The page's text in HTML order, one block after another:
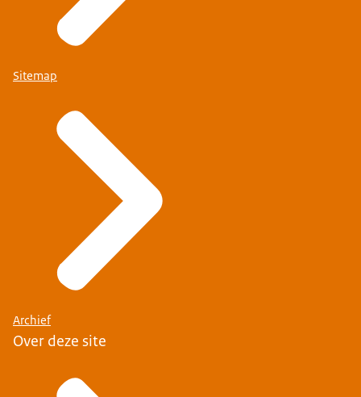
Sitemap
Archief
Over deze site